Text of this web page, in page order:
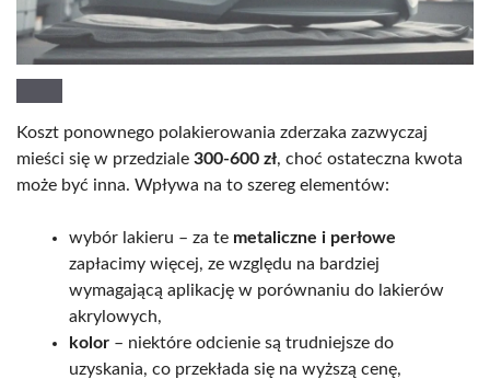
Koszt ponownego polakierowania zderzaka zazwyczaj
mieści się w przedziale 300-600 zł, choć ostateczna kwota
może być inna. Wpływa na to szereg elementów:
wybór lakieru – za te metaliczne i perłowe
zapłacimy więcej, ze względu na bardziej
wymagającą aplikację w porównaniu do lakierów
akrylowych,
kolor – niektóre odcienie są trudniejsze do
uzyskania, co przekłada się na wyższą cenę,